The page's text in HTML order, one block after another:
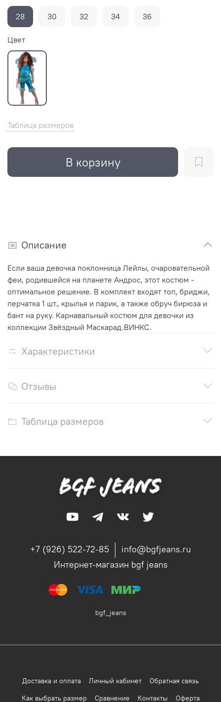
Таблица размеров
В корзину
28 30 32 34 36
Цвет
Описание
Если ваша девочка поклонница Лейлы, очаровательной
феи, родившейся на планете Андрос, этот костюм -
оптимальное решение. В комплект входят топ, бриджи,
перчатка 1 шт., крылья и парик, а также обруч бирюза и
бант на руку. Карнавальный костюм для девочки из
коллекции Звёздный Маскарад.ВИНКС.
Характеристики
Отзывы
Таблица размеров
+7 (926) 522-72-85
info@bgfjeans.ru
Интернет-магазин bgf jeans
bgf_jeans
Доставка и оплата Личный кабинет
Обратная связь
Как выбрать размер
Сравнение Контакты Оферта